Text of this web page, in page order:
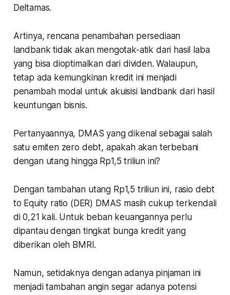
Deltamas.
Artinya, rencana penambahan persediaan
landbank tidak akan mengotak-atik dari hasil laba
yang bisa dioptimalkan dari dividen. Walaupun,
tetap ada kemungkinan kredit ini menjadi
penambah modal untuk akuisisi landbank dari hasil
keuntungan bisnis.
Pertanyaannya, DMAS yang dikenal sebagai salah
satu emiten zero debt, apakah akan terbebani
dengan utang hingga Rp1,5 triliun ini?
Dengan tambahan utang Rp1,5 triliun ini, rasio debt
to Equity ratio (DER) DMAS masih cukup terkendali
di 0,21 kali. Untuk beban keuangannya perlu
dipantau dengan tingkat bunga kredit yang
diberikan oleh BMRI.
Namun, setidaknya dengan adanya pinjaman ini
menjadi tambahan angin segar adanya potensi